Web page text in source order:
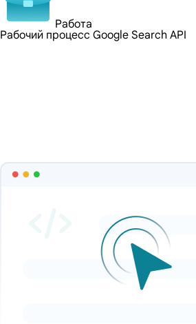
Работа
Рабочий процесс Google Search API